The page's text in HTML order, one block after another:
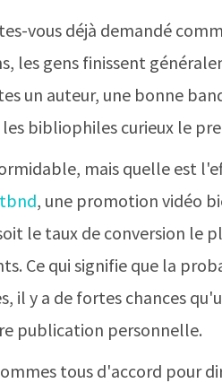
vous déjà demandé
les gens finissent
un auteur, une bonne
bibliophiles curieux le
mais quelle est
, une promotion vidéo
le taux de conversion le
Ce qui signifie que la
il y a de fortes chances
publication personnelle.
tous d'accord pour